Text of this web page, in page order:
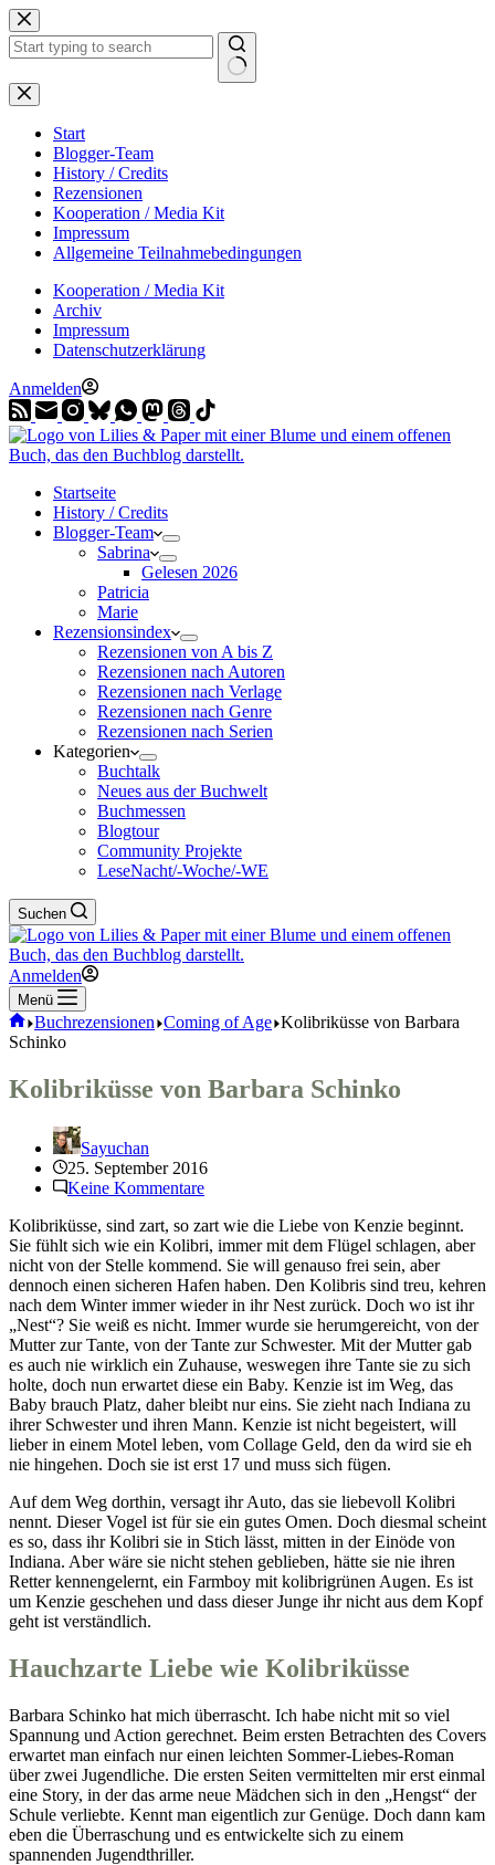
Zum
Inhalt
springen
Start
Blogger-Team
History / Credits
Rezensionen
Kooperation / Media Kit
Impressum
Allgemeine Teilnahmebedingungen
Kooperation / Media Kit
Archiv
Impressum
Datenschutzerklärung
Anmelden
Startseite
History / Credits
Blogger-Team
Sabrina
Gelesen 2026
Patricia
Marie
Rezensionsindex
Rezensionen von A bis Z
Rezensionen nach Autoren
Rezensionen nach Verlage
Rezensionen nach Genre
Rezensionen nach Serien
Kategorien
Buchtalk
Neues aus der Buchwelt
Buchmessen
Blogtour
Community Projekte
LeseNacht/-Woche/-WE
Suchen
Anmelden
Menü
Start
Buchrezensionen Coming of Age Kolibriküsse von Barbara
Schinko
Kolibriküsse von Barbara Schinko
Sayuchan
25. September 2016
Keine Kommentare
Kolibriküsse, sind zart, so zart wie die Liebe von Kenzie beginnt.
Sie fühlt sich wie ein Kolibri, immer mit dem Flügel schlagen, aber
nicht von der Stelle kommend. Sie will genauso frei sein, aber
dennoch einen sicheren Hafen haben. Den Kolibris sind treu, kehren
nach dem Winter immer wieder in ihr Nest zurück. Doch wo ist ihr
„Nest“? Sie weiß es nicht. Immer wurde sie herumgereicht, von der
Mutter zur Tante, von der Tante zur Schwester. Mit der Mutter gab
es auch nie wirklich ein Zuhause, weswegen ihre Tante sie zu sich
holte, doch nun erwartet diese ein Baby. Kenzie ist im Weg, das
Baby brauch Platz, daher bleibt nur eins. Sie zieht nach Indiana zu
ihrer Schwester und ihren Mann. Kenzie ist nicht begeistert, will
lieber in einem Motel leben, vom Collage Geld, den da wird sie eh
nie hingehen. Doch sie ist erst 17 und muss sich fügen.
Auf dem Weg dorthin, versagt ihr Auto, das sie liebevoll Kolibri
nennt. Dieser Vogel ist für sie ein gutes Omen. Doch diesmal scheint
es so, dass ihr Kolibri sie in Stich lässt, mitten in der Einöde von
Indiana. Aber wäre sie nicht stehen geblieben, hätte sie nie ihren
Retter kennengelernt, ein Farmboy mit kolibrigrünen Augen. Es ist
um Kenzie geschehen und dass dieser Junge ihr nicht aus dem Kopf
geht ist verständlich.
Hauchzarte Liebe wie Kolibriküsse
Barbara Schinko hat mich überrascht. Ich habe nicht mit so viel
Spannung und Action gerechnet. Beim ersten Betrachten des Covers
erwartet man einfach nur einen leichten Sommer-Liebes-Roman
über zwei Jugendliche. Die ersten Seiten vermittelten mir erst einmal
eine Story, in der das arme neue Mädchen sich in den „Hengst“ der
Schule verliebte. Kennt man eigentlich zur Genüge. Doch dann kam
eben die Überraschung und es entwickelte sich zu einem
spannenden Jugendthriller.